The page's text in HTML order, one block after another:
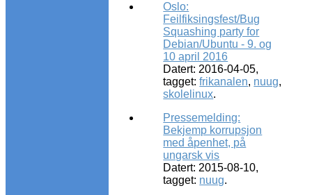
Oslo:
Feilfiksingsfest/Bug
Squashing party for
Debian/Ubuntu - 9. og
10 april 2016
Datert: 2016-04-05,
tagget:frikanalen, nuug,
skolelinux.
Pressemelding:
Bekjemp korrupsjon
med åpenhet, på
ungarsk vis
Datert: 2015-08-10,
tagget: nuug.